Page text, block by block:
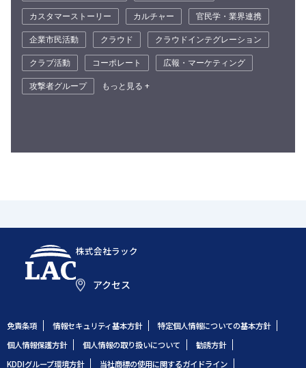
カスタマーストーリー
カルチャー
官民学・業界連携
企業市民活動
クラウド
クラウドインテグレーション
クラブ活動
コーポレート
広報・マーケティング
攻撃者グループ
もっと見る +
株式会社ラック
アクセス
免責条項 情報セキュリティ基本方針
特定個人情報についての基本方針
個人情報保護方針
個人情報の取り扱いについて
勧誘方針
KDDIグループ環境方針
当社商標の使用に関するガイドライン